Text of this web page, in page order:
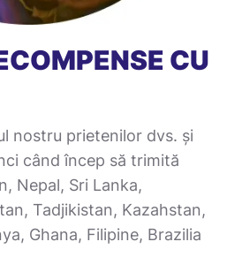
CU
nostru prietenilor dvs. și
când încep să trimită
Nepal, Sri Lanka,
Tadjikistan, Kazahstan,
Ghana, Filipine, Brazilia